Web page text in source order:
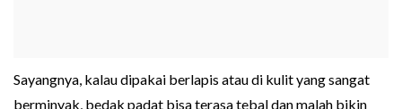
Sayangnya, kalau dipakai berlapis atau di kulit yang sangat
berminyak, bedak padat bisa terasa tebal dan malah bikin